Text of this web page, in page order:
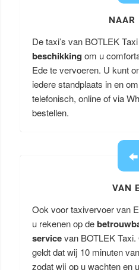
NAAR
De taxi’s van BOTLEK
beschikking om u
Ede te vervoeren. U kunt
iedere standplaats in en
telefonisch, online of via
bestellen.
VAN
Ook voor taxivervoer van
u rekenen op de
servicevan BOTLEK Taxi.
geldt dat wij 10 minuten
zodat wij op u wachten en